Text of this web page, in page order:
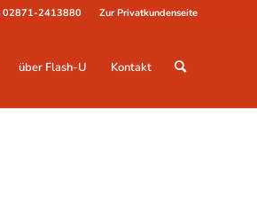
Zur Privatkundenseite
02871-2413880
über Flash-U Kontakt